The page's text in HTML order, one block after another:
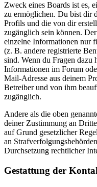
Zweck eines Boards ist es,
zu ermöglichen. Du bist dir
Profils und die von dir
zugänglich sein können.
einzelne Informationen nur
(z. B. andere registrierte
sind. Wenn du Fragen dazu
Informationen im Forum
Mail-Adresse aus deinem
Betreiber und von ihm
zugänglich.
Andere als die oben
deiner Zustimmung an
auf Grund gesetzlicher
an
Durchsetzung rechtlicher
Gestattung der